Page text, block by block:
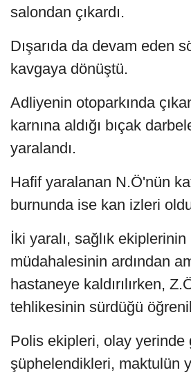
salondan çıkardı.
Dışarıda da devam eden
kavgaya dönüştü.
Adliyenin otoparkında
karnına aldığı bıçak
yaralandı.
Hafif yaralanan N.Ö'nün
burnunda ise kan izleri
İki yaralı, sağlık ekiplerinin
müdahalesinin ardından
hastaneye kaldırılırken,
tehlikesinin sürdüğü
Polis ekipleri, olay yerinde
şüphelendikleri, maktulün